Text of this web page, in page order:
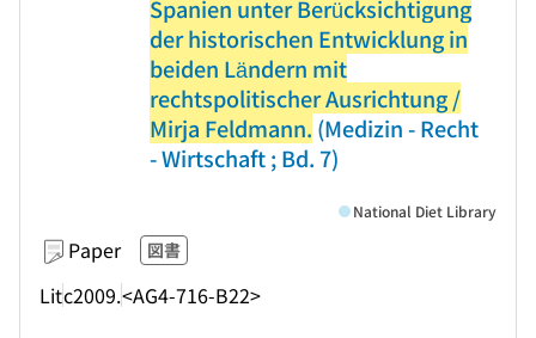
Spanien unter Berücksichtigung
der historischen Entwicklung in
beiden Ländern mit
rechtspolitischer Ausrichtung /
Mirja Feldmann. (Medizin - Recht
- Wirtschaft ; Bd. 7)
Paper 図書
Litc2009.<AG4-716-B22>
National Diet Library